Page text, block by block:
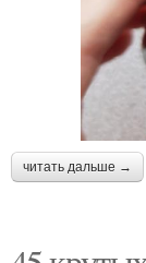
читать дальше →